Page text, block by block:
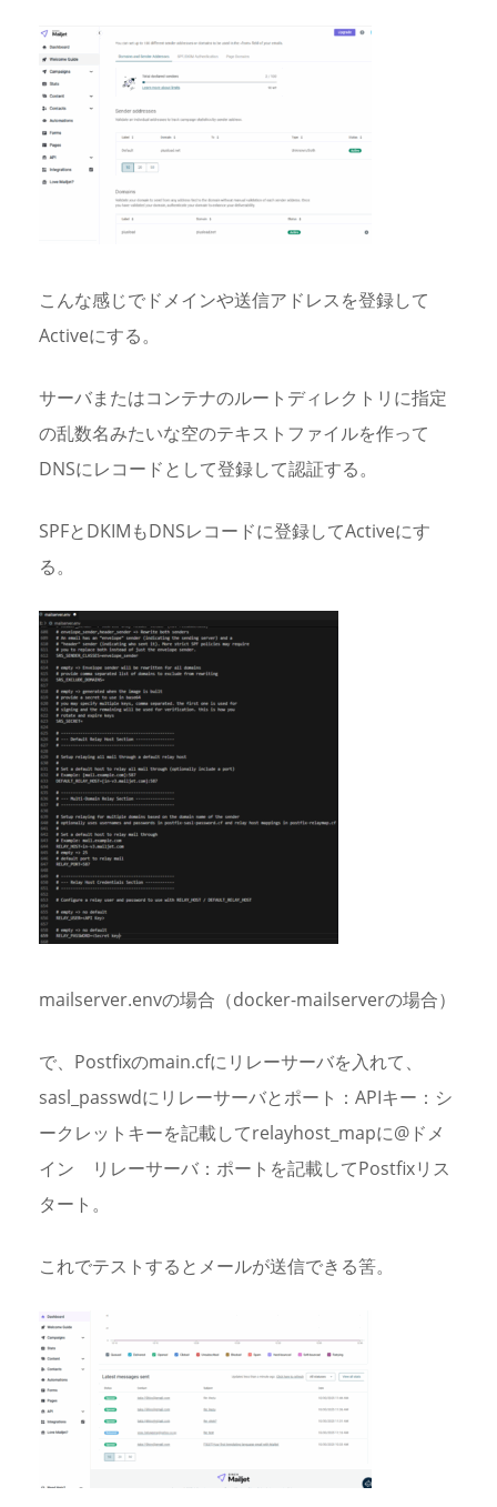
こんな感じでドメインや送信アドレスを登録して
Activeにする。
サーバまたはコンテナのルートディレクトリに指定
の乱数名みたいな空のテキストファイルを作って
DNSにレコードとして登録して認証する。
SPFとDKIMもDNSレコードに登録してActiveにす
る。
mailserver.envの場合（docker-mailserverの場合）
で、Postfixのmain.cfにリレーサーバを入れて、
sasl_passwdにリレーサーバとポート：APIキー：シ
ークレットキーを記載してrelayhost_mapに@ドメ
イン リレーサーバ：ポートを記載してPostfixリス
タート。
これでテストするとメールが送信できる筈。